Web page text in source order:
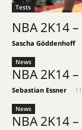
Tests
NBA 2K14
Sascha Göddenhoff
News
NBA 2K14
Sebastian Essner
News
NBA 2K14